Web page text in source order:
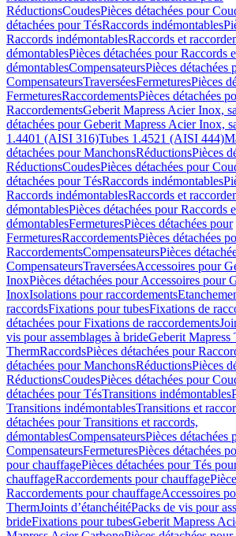
RéductionsCoudesPièces détachées pour
détachées pour TésRaccords indémontables
Raccords indémontablesRaccords et
démontablesPièces détachées pour Raccords
démontablesCompensateursPièces détachées
CompensateursTraverséesFermeturesPièces
FermeturesRaccordementsPièces détachées
RaccordementsGeberit Mapress Acier Inox,
détachées pour Geberit Mapress Acier Inox,
1.4401 (AISI 316)Tubes 1.4521 (AISI 444)
détachées pour ManchonsRéductionsPièces
RéductionsCoudesPièces détachées pour
détachées pour TésRaccords indémontables
Raccords indémontablesRaccords et
démontablesPièces détachées pour Raccords
démontablesFermeturesPièces détachées pour
FermeturesRaccordementsPièces détachées
RaccordementsCompensateursPièces
CompensateursTraverséesAccessoires pour
InoxPièces détachées pour Accessoires pour
InoxIsolations pour raccordements
raccordsFixations pour tubesFixations de
détachées pour Fixations de raccordements
vis pour assemblages à brideGeberit Mapress
ThermRaccordsPièces détachées pour
détachées pour ManchonsRéductionsPièces
RéductionsCoudesPièces détachées pour
détachées pour TésTransitions indémontables
Transitions indémontablesTransitions et
détachées pour Transitions et raccords,
démontablesCompensateursPièces détachées
CompensateursFermeturesPièces détachées
pour chauffagePièces détachées pour Tés
chauffageRaccordements pour chauffage
Raccordements pour chauffageAccessoires
ThermJoints d’étanchéitéPacks de vis pour
brideFixations pour tubesGeberit Mapress